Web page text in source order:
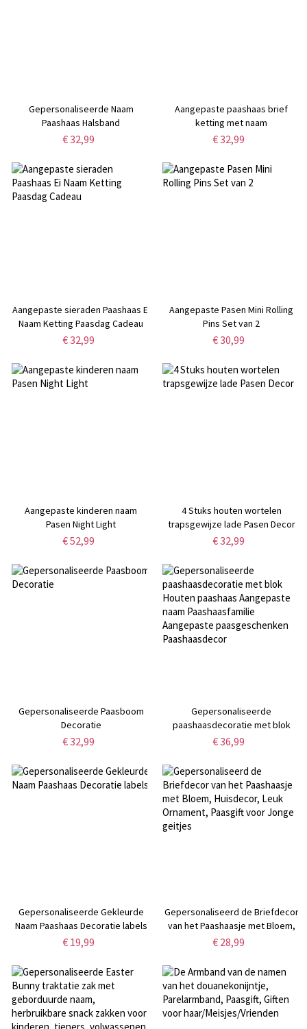
Gepersonaliseerde Naam
Paashaas Halsband
€ 32,99
Aangepaste paashaas brief
ketting met naam
€ 32,99
Aangepaste sieraden Paashaas Ei
Naam Ketting Paasdag Cadeau
€ 32,99
Aangepaste Pasen Mini Rolling
Pins Set van 2
€ 30,99
Aangepaste kinderen naam
Pasen Night Light
€ 52,99
4 Stuks houten wortelen
trapsgewijze lade Pasen Decor
€ 32,99
Gepersonaliseerde Paasboom
Decoratie
€ 32,99
Gepersonaliseerde
paashaasdecoratie met blok
Houten paashaas Aangepaste
Aangepaste paasgeschenken
Paashaasdecor
€ 36,99
Gepersonaliseerde Gekleurde
Naam Paashaas Decoratie labels
€ 19,99
Gepersonaliseerd de Briefdecor
van het Paashaasje met Bloem,
Huisdecor, Leuk Ornament,
€ 28,99